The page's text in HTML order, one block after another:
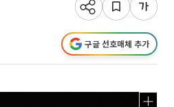
구글 선호매체 추가